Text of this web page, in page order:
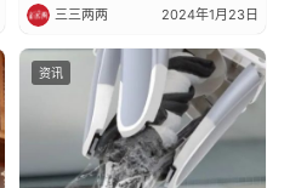
三三两两 2024年1月23日
资讯